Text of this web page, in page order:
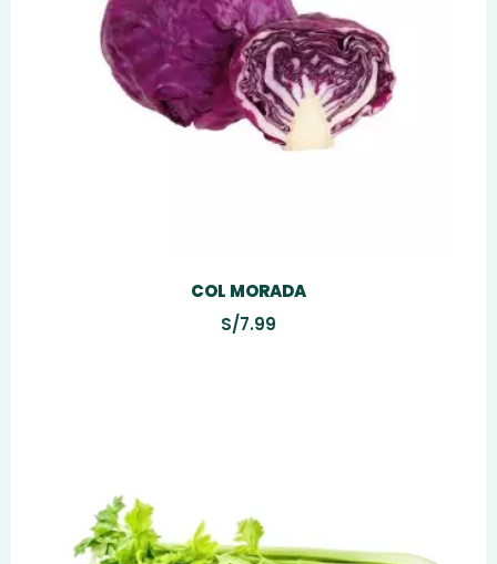
COL MORADA
S/7.99